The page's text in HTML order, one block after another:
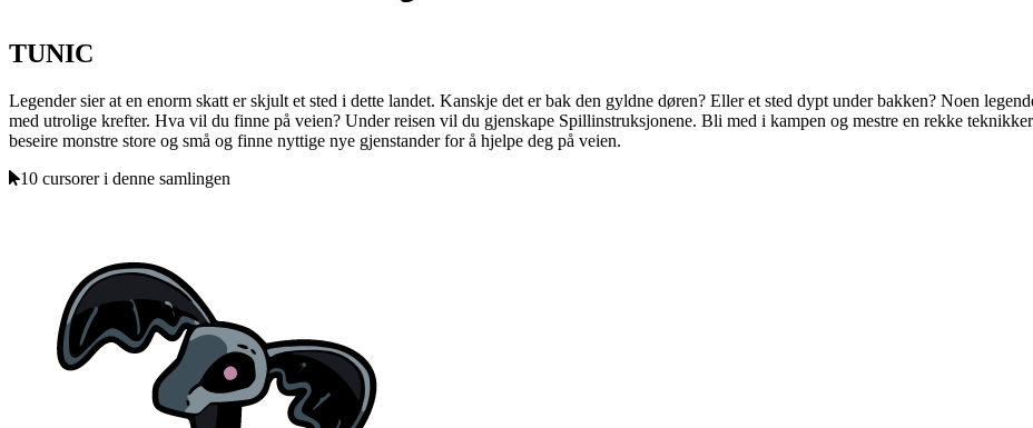
TUNIC
Legender sier at en enorm skatt er skjult et sted i dette landet. Kanskje det er bak den gyldne døren? Eller et sted dypt under bakken? Noen
med utrolige krefter. Hva vil du finne på veien? Under reisen vil du gjenskape Spillinstruksjonene. Bli med i kampen og mestre en rekke
beseire monstre store og små og finne nyttige nye gjenstander for å hjelpe deg på veien.
10 cursorer i denne samlingen